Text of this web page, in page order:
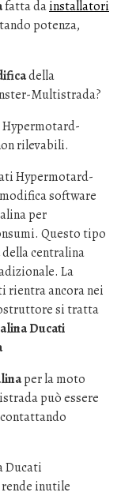
fatta dainstallatori
potenza,
della
Multistrada?
rilevabili.
Hypermotard-
software
per
Questo tipo
della centralina
La
rientra ancora nei
si tratta
Ducati
per la moto
può essere
Ducati
inutile